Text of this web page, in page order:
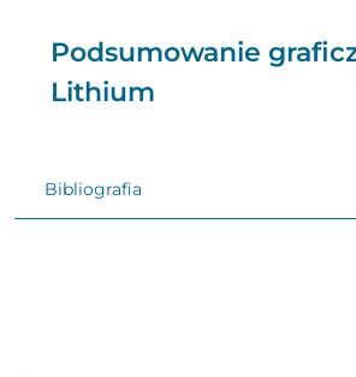
Podsumowanie
Lithium
Bibliografia